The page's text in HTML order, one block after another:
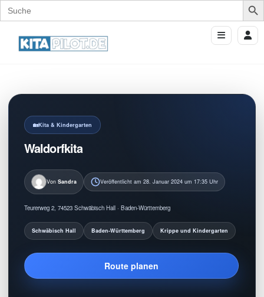
Search
for:
Kita & Kindergarten
Waldorfkita
Von Sandra Veröffentlicht am 28. Januar 2024 um 17:35 Uhr
Teurerweg 2, 74523 Schwäbisch Hall · Baden-Württemberg
Schwäbisch Hall Baden-Württemberg Krippe und Kindergarten
Route planen